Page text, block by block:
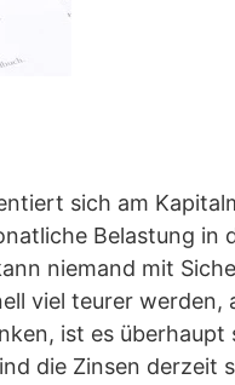
sich am
Belastung in
niemand mit
viel teurer
ist es überhaupt
die Zinsen derzeit